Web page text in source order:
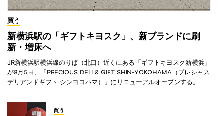
買う
新横浜駅の「ギフトキヨスク」、新ブランドに刷
新・増床へ
JR新横浜駅横浜線のりば（北口）近くにある「ギフトキヨスク新横浜」
が8月5日、「PRECIOUS DELI & GIFT SHIN-YOKOHAMA（プレシャス
デリアンドギフト シンヨコハマ）」にリニューアルオープンする。
買う